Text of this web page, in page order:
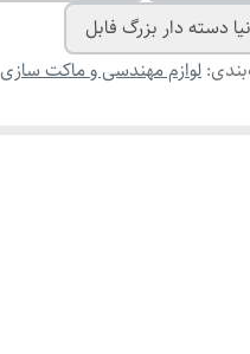
دسته دار بزرگ فابل
: لوازم مهندسی و ماکت سازی